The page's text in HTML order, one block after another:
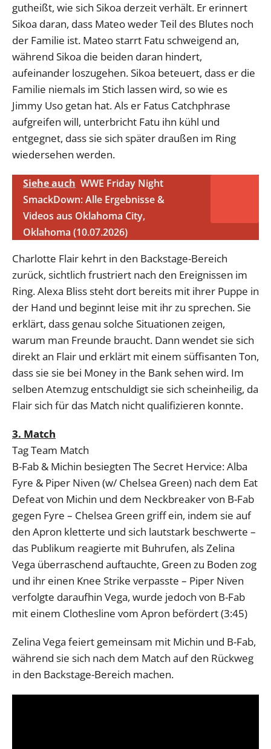
gutheißt, wie sich Sikoa derzeit verhält. Er erinnert
Sikoa daran, dass Mateo weder Teil des Blutes noch
der Familie ist. Mateo starrt Fatu schweigend an,
während Sikoa die beiden daran hindert,
aufeinander loszugehen. Sikoa beteuert, dass er die
Familie niemals im Stich lassen wird, so wie es
Jimmy Uso getan hat. Als er Fatus Catchphrase
aufgreifen will, unterbricht Fatu ihn kühl und
entgegnet, dass sie sich später draußen im Ring
wiedersehen werden.
Siehe auch WWE Friday Night
SmackDown: Alle Ergebnisse &
Videos aus Oklahoma City,
Oklahoma (10.07.2026)
Charlotte Flair kehrt in den Backstage-Bereich
zurück, sichtlich frustriert nach den Ereignissen im
Ring. Alexa Bliss steht dort bereits mit ihrer Puppe in
der Hand und beginnt leise mit ihr zu sprechen. Sie
erklärt, dass genau solche Situationen zeigen,
warum man Freunde braucht. Dann wendet sie sich
direkt an Flair und erklärt mit einem süffisanten Ton,
dass sie sie bei Money in the Bank sehen wird. Im
selben Atemzug entschuldigt sie sich scheinheilig, da
Flair sich für das Match nicht qualifizieren konnte.
3. Match
Tag Team Match
B-Fab & Michin besiegten The Secret Hervice: Alba
Fyre & Piper Niven (w/ Chelsea Green) nach dem Eat
Defeat von Michin und dem Neckbreaker von B-Fab
gegen Fyre – Chelsea Green griff ein, indem sie auf
den Apron kletterte und sich lautstark beschwerte –
das Publikum reagierte mit Buhrufen, als Zelina
Vega überraschend auftauchte, Green zu Boden zog
und ihr einen Knee Strike verpasste – Piper Niven
verfolgte daraufhin Vega, wurde jedoch von B-Fab
mit einem Clothesline vom Apron befördert (3:45)
Zelina Vega feiert gemeinsam mit Michin und B-Fab,
während sie sich nach dem Match auf den Rückweg
in den Backstage-Bereich machen.